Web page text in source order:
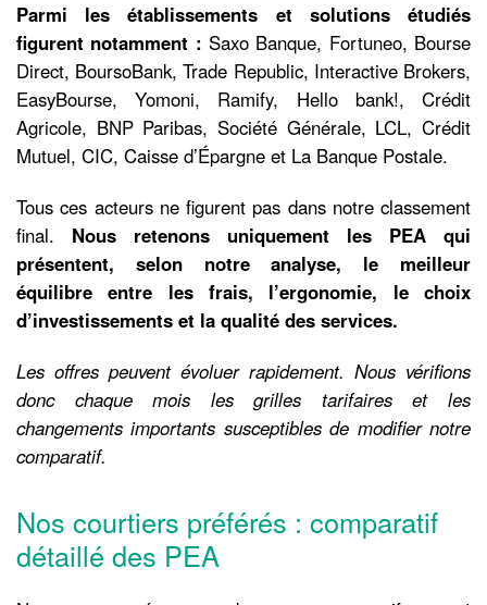
Parmi les établissements et solutions étudiés
figurent notamment : Saxo Banque, Fortuneo, Bourse
Direct, BoursoBank, Trade Republic, Interactive Brokers,
EasyBourse, Yomoni, Ramify, Hello bank!, Crédit
Agricole, BNP Paribas, Société Générale, LCL, Crédit
Mutuel, CIC, Caisse d’Épargne et La Banque Postale.
Tous ces acteurs ne figurent pas dans notre classement
final. Nous retenons uniquement les PEA qui
présentent, selon notre analyse, le meilleur
équilibre entre les frais, l’ergonomie, le choix
d’investissements et la qualité des services.
Les offres peuvent évoluer rapidement. Nous vérifions
donc chaque mois les grilles tarifaires et les
changements importants susceptibles de modifier notre
comparatif.
Nos courtiers préférés : comparatif
détaillé des PEA